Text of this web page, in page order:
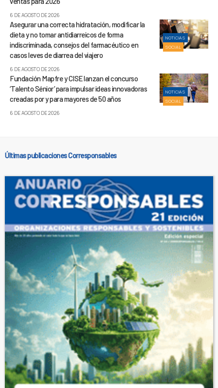
6 DE AGOSTO DE 2026
NOTICIAS
SOCIAL
Asegurar una correcta hidratación, modificar la
dieta y no tomar antidiarreicos de forma
indiscriminada, consejos del farmacéutico en
casos leves de diarrea del viajero
6 DE AGOSTO DE 2026
NOTICIAS
SOCIAL
Fundación Mapfre y CISE lanzan el concurso
‘Talento Sénior’ para impulsar ideas innovadoras
creadas por y para mayores de 50 años
6 DE AGOSTO DE 2026
Últimas publicaciones Corresponsables